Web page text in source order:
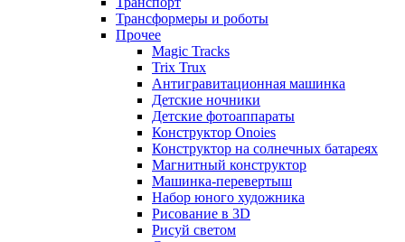
Трансформеры и роботы
Прочее
Magic Tracks
Trix Trux
Антигравитационная машинка
Детские ночники
Детские фотоаппараты
Конструктор Onoies
Конструктор на солнечных батареях
Магнитный конструктор
Машинка-перевертыш
Набор юного художника
Рисование в 3D
Рисуй светом